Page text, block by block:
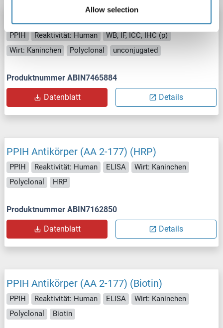
Allow selection
PPIH Antikörper
PPIH Reaktivität: Human
WB, IF, ICC, IHC (p)
Wirt: Kaninchen
Polyclonal unconjugated
Produktnummer ABIN7465884
Datenblatt Details
PPIH Antikörper (AA 2-177) (HRP)
PPIH Reaktivität: Human ELISA
Wirt: Kaninchen
Polyclonal
HRP
Produktnummer ABIN7162850
Datenblatt Details
PPIH Antikörper (AA 2-177) (Biotin)
PPIH Reaktivität: Human ELISA
Wirt: Kaninchen
Polyclonal
Biotin